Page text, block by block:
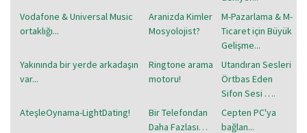
Vodafone & Universal Music
ortaklığı...
Aranizda Kimler
Mosyolojist?
M-Pazarlama & M-
Ticaret için Büyük
Gelişme...
Yakınında bir yerde arkadaşın
var...
Ringtone arama
motoru!
Utandıran Sesleri
Örtbas Eden
Sifon Sesi ….
AteşleOynama-LightDating!
Bir Telefondan
Daha Fazlası…
Cepten PC'ya
bağlan...